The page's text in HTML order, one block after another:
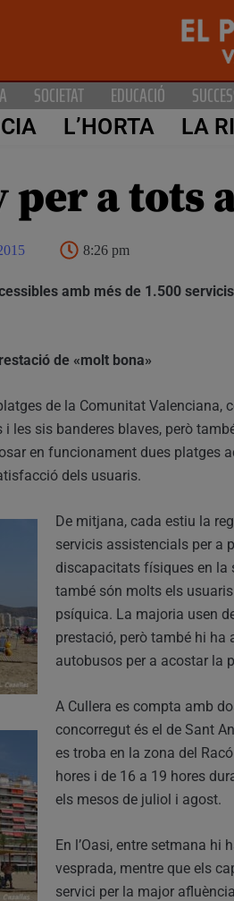
SOCIETAT EDUCACIÓ
L’HORTA LA
per a tots
8:26 pm
amb més de 1.500
de «molt bona»
de la Comunitat Valenciana,
les sis banderes blaves, però
en funcionament dues platges
dels usuaris.
De mitjana, cada estiu la
servicis assistencials per a
discapacitats físiques en la
també són molts els
psíquica. La majoria usen
prestació, però també hi ha
autobusos per a acostar la
A Cullera es compta amb
concorregut és el de Sant
es troba en la zona del
hores i de 16 a 19 hores
els mesos de juliol i agost.
En l’Oasi, entre setmana
vesprada, mentre que els
servici per la major